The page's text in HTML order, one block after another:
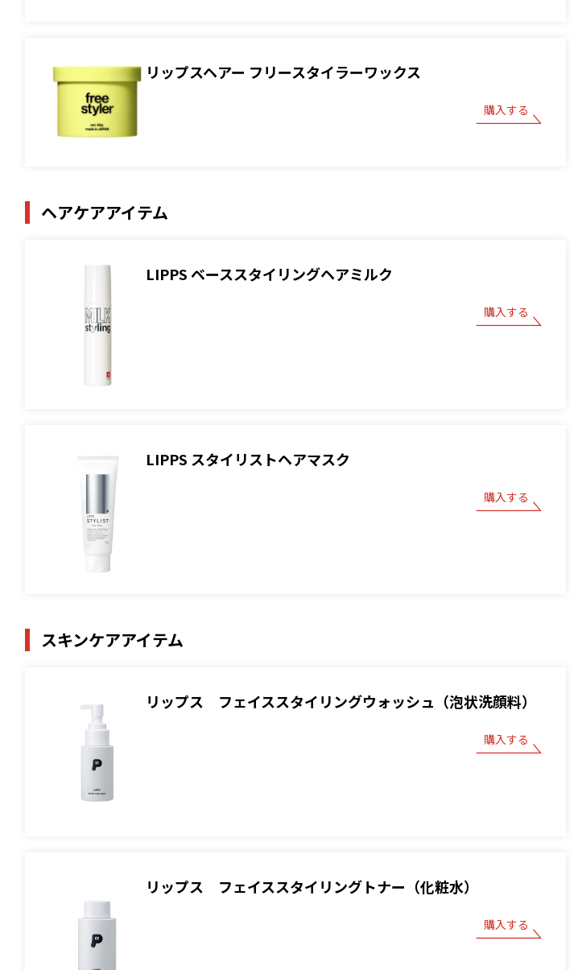
リップスヘアー フリースタイラーワックス
購入する
ヘアケアアイテム
LIPPS ベーススタイリングヘアミルク
購入する
LIPPS スタイリストヘアマスク
購入する
スキンケアアイテム
リップス フェイススタイリングウォッシュ（泡状洗顔料）
購入する
リップス フェイススタイリングトナー（化粧水）
購入する